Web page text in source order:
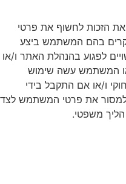
את הזכות לחשוף את פרטי
בהם המשתמש ביצע
לפגוע בהנהלת האתר ו/או
המשתמש עשה שימוש
ו/או אם התקבל בידי
למסור את פרטי המשתמש לצד
הליך משפטי.